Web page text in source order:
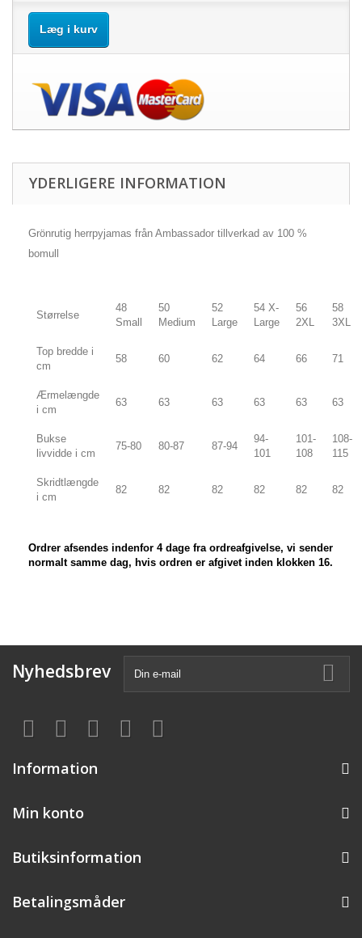
Læg i kurv
YDERLIGERE INFORMATION
Grönrutig herrpyjamas från Ambassador tillverkad av 100 %
bomull
Størrelse
48
Small
50
Medium
52
Large
54 X-
Large
56
2XL
58
3XL
Top bredde i
cm
58 60 62 64 66 71
Ærmelængde
i cm
63 63 63 63 63 63
Bukse
livvidde i cm
75-80 80-87 87-94
94-
101
101-
108
108-
115
Skridtlængde
i cm
82 82 82 82 82 82
Ordrer afsendes indenfor 4 dage fra ordreafgivelse, vi sender
normalt samme dag, hvis ordren er afgivet inden klokken 16.
Nyhedsbrev
Information
Min konto
Butiksinformation
Betalingsmåder